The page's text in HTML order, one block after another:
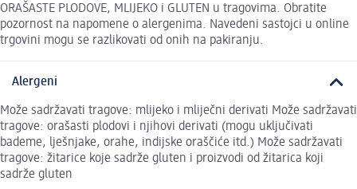
ORAŠASTE PLODOVE, MLIJEKO i GLUTEN u tragovima. Obratite
pozornost na napomene o alergenima. Navedeni sastojci u online
trgovini mogu se razlikovati od onih na pakiranju.
Alergeni
Može sadržavati tragove: mlijeko i mliječni derivati Može sadržavati
tragove: orašasti plodovi i njihovi derivati (mogu uključivati
bademe, lješnjake, orahe, indijske oraščiće itd.) Može sadržavati
tragove: žitarice koje sadrže gluten i proizvodi od žitarica koji
sadrže gluten